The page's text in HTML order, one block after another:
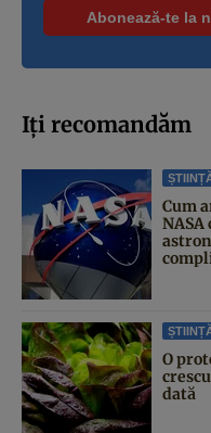
Iți recomandăm
Cum
O
dată